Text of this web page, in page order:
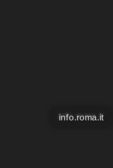
info.roma.it